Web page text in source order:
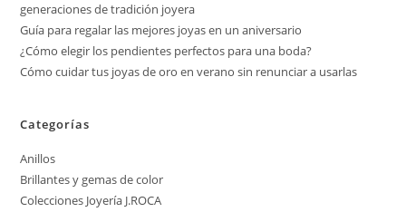
generaciones de tradición joyera
Guía para regalar las mejores joyas en un aniversario
¿Cómo elegir los pendientes perfectos para una boda?
Cómo cuidar tus joyas de oro en verano sin renunciar a usarlas
Categorías
Anillos
Brillantes y gemas de color
Colecciones Joyería J.ROCA